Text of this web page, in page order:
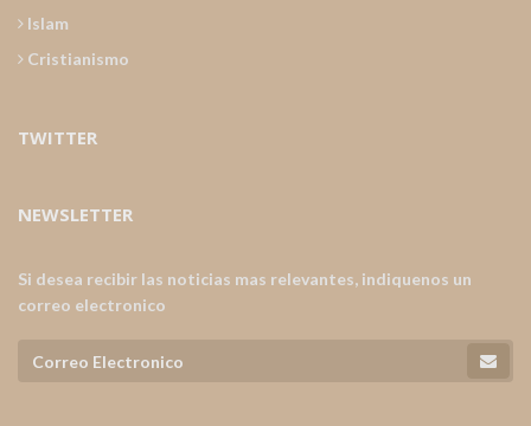
Islam
Cristianismo
TWITTER
NEWSLETTER
Si desea recibir las noticias mas relevantes, indiquenos un
correo electronico